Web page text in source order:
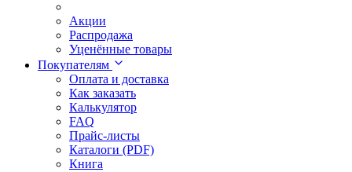
Акции
Распродажа
Уценённые товары
Покупателям
Оплата и доставка
Как заказать
Калькулятор
FAQ
Прайс-листы
Каталоги (PDF)
Книга